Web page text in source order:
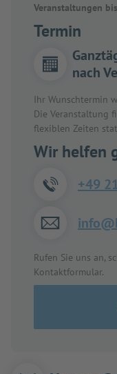
Veranstaltungen
Termin
nach
Ihr Wunschtermin
Die Veranstaltung
flexiblen Zeiten
Wir helfen
+49
Rufen Sie uns an,
Kontaktformular.